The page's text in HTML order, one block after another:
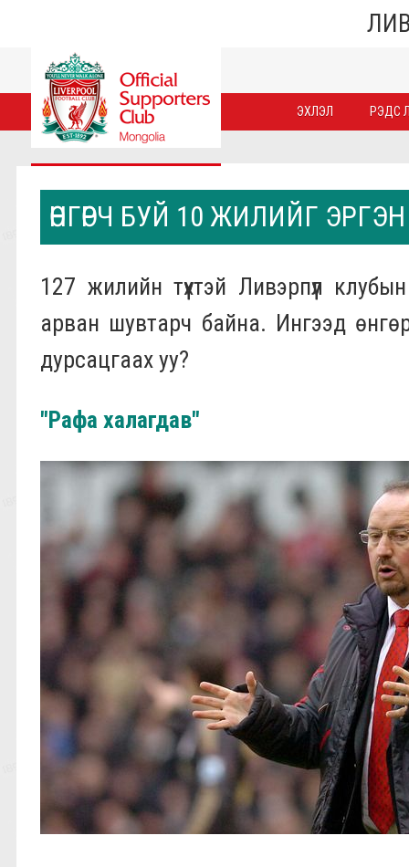
ЭХЛЭЛ РЭДС
ӨНГӨРЧ БУЙ 10 ЖИЛИЙГ
127 жилийн түүхтэй Ливэрпүүл
арван шувтарч байна. Ингээд
дурсацгаах уу?
"Рафа халагдав"